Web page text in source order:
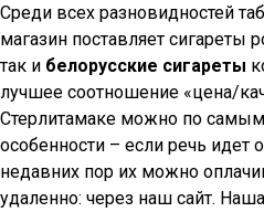
Среди всех разновидностей
магазин поставляет сигареты
так и белорусские сигареты
лучшее соотношение «цена/
Стерлитамаке можно по
особенности – если речь идет
недавних пор их можно
удаленно: через наш сайт.